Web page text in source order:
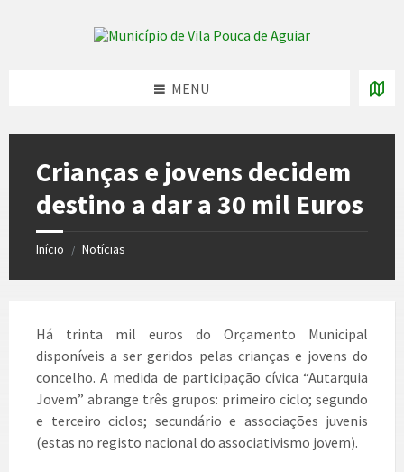
Skip to content
MENU
Crianças e jovens decidem
destino a dar a 30 mil Euros
Início / Notícias
Há trinta mil euros do Orçamento Municipal
disponíveis a ser geridos pelas crianças e jovens do
concelho. A medida de participação cívica “Autarquia
Jovem” abrange três grupos: primeiro ciclo; segundo
e terceiro ciclos; secundário e associações juvenis
(estas no registo nacional do associativismo jovem).